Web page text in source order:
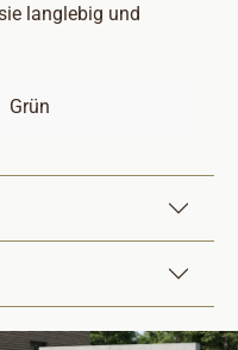
langlebig und
Grün